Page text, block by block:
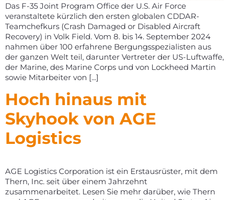
Das F-35 Joint Program Office der U.S. Air Force
veranstaltete kürzlich den ersten globalen CDDAR-
Teamchefkurs (Crash Damaged or Disabled Aircraft
Recovery) in Volk Field. Vom 8. bis 14. September 2024
nahmen über 100 erfahrene Bergungsspezialisten aus
der ganzen Welt teil, darunter Vertreter der US-Luftwaffe,
der Marine, des Marine Corps und von Lockheed Martin
sowie Mitarbeiter von [...]
Hoch hinaus mit
Skyhook von AGE
Logistics
AGE Logistics Corporation ist ein Erstausrüster, mit dem
Thern, Inc. seit über einem Jahrzehnt
zusammenarbeitet. Lesen Sie mehr darüber, wie Thern